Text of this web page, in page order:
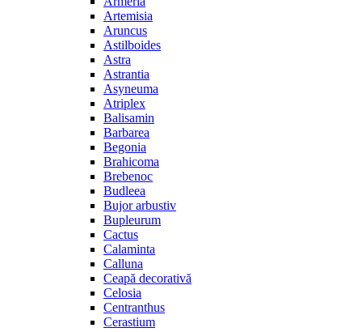
Artemisia
Aruncus
Astilboides
Astra
Astrantia
Asyneuma
Atriplex
Balisamin
Barbarea
Begonia
Brahicoma
Brebenoc
Budleea
Bujor arbustiv
Bupleurum
Cactus
Calaminta
Calluna
Ceapă decorativă
Celosia
Centranthus
Cerastium